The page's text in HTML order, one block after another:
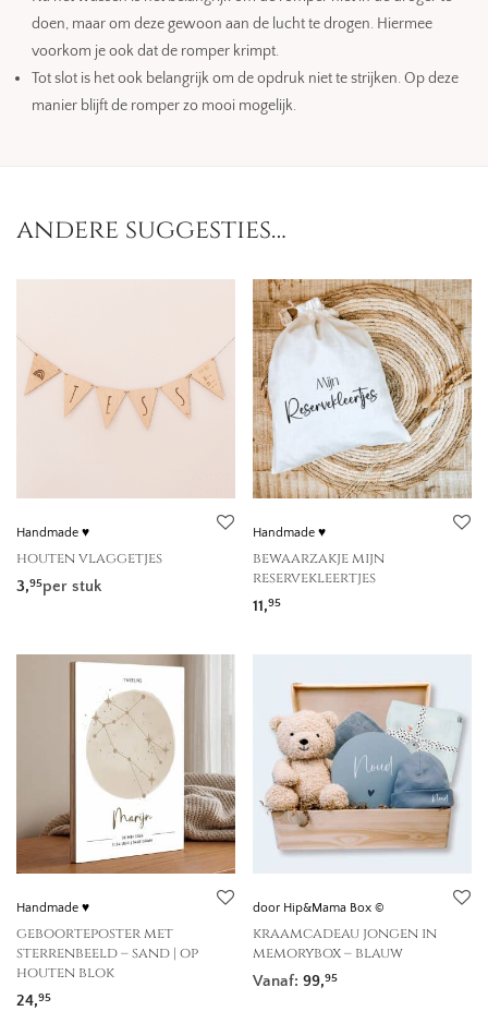
doen, maar om deze gewoon aan de lucht te drogen. Hiermee
voorkom je ook dat de romper krimpt.
Tot slot is het ook belangrijk om de opdruk niet te strijken. Op deze
manier blijft de romper zo mooi mogelijk.
andere suggesties…
Handmade ♥
houten vlaggetjes
3,95per stuk
Handmade ♥
bewaarzakje mijn
reservekleertjes
11,95
Handmade ♥
geboorteposter met
sterrenbeeld – sand | op
houten blok
24,95
door Hip&Mama Box ©
kraamcadeau jongen in
memorybox – blauw
Vanaf: 99,95